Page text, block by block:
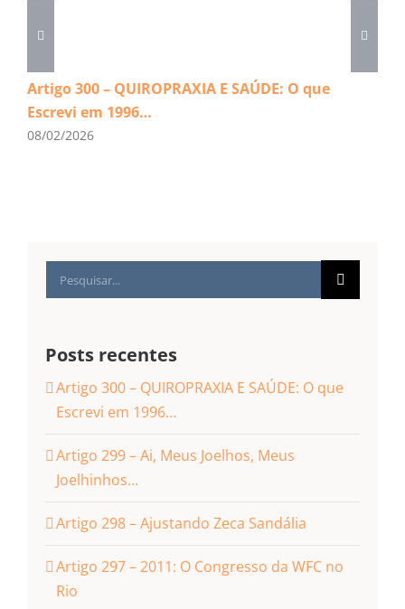
Artigo 300 – QUIROPRAXIA E SAÚDE: O que
Escrevi em 1996…
08/02/2026
resultados
Posts recentes
Artigo 300 – QUIROPRAXIA E SAÚDE: O que
Escrevi em 1996…
Artigo 299 – Ai, Meus Joelhos, Meus
Joelhinhos…
Artigo 298 – Ajustando Zeca Sandália
Artigo 297 – 2011: O Congresso da WFC no
Rio